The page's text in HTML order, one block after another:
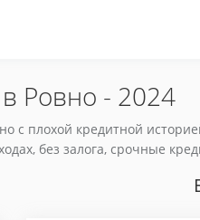
Ровно - 2024
с плохой кредитной
без залога, срочные